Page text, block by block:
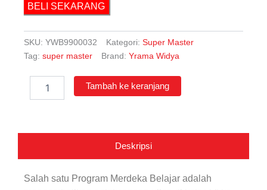
BELI SEKARANG
SKU: YWB9900032 Kategori: Super Master
Tag: super master Brand: Yrama Widya
Super
SD/MI
Tambah ke keranjang
Deskripsi
Salah satu Program Merdeka Belajar adalah